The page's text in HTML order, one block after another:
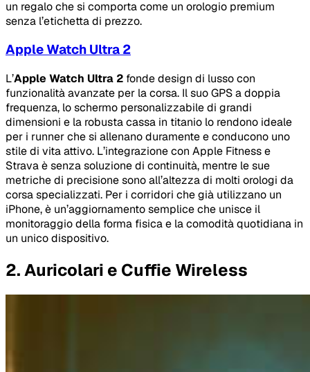
un regalo che si comporta come un orologio premium
senza l’etichetta di prezzo.
Apple Watch Ultra 2
L’Apple Watch Ultra 2 fonde design di lusso con
funzionalità avanzate per la corsa. Il suo GPS a doppia
frequenza, lo schermo personalizzabile di grandi
dimensioni e la robusta cassa in titanio lo rendono ideale
per i runner che si allenano duramente e conducono uno
stile di vita attivo. L’integrazione con Apple Fitness e
Strava è senza soluzione di continuità, mentre le sue
metriche di precisione sono all’altezza di molti orologi da
corsa specializzati. Per i corridori che già utilizzano un
iPhone, è un’aggiornamento semplice che unisce il
monitoraggio della forma fisica e la comodità quotidiana in
un unico dispositivo.
2. Auricolari e Cuffie Wireless